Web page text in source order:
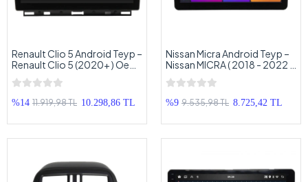
Renault Clio 5 Android Teyp –
Renault Clio 5 (2020+ ) Oem
Android Multimedya –
Renault Clio 5 Android
Double Teyp
%14 11.919,98 TL 10.298,86 TL
Nissan Micra Android Teyp –
Nissan MICRA ( 2018 - 2022 )
Oem Android Multimedya –
Nissan Micra Android Double
Teyp
%9 9.535,98 TL 8.725,42 TL